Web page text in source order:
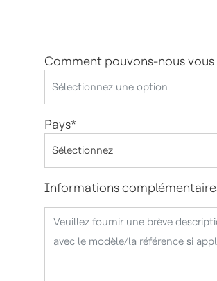
Comment pouvons-nous vous
Pays*
Informations